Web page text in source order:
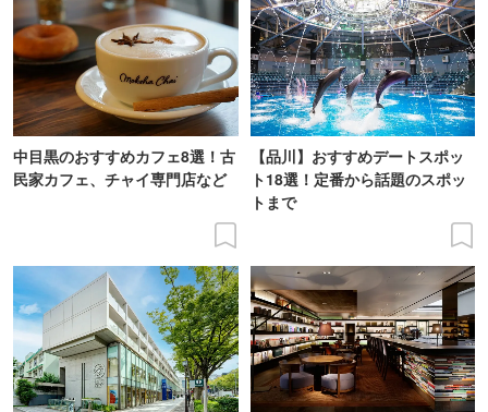
中目黒のおすすめカフェ8選！古
民家カフェ、チャイ専門店など
【品川】おすすめデートスポッ
ト18選！定番から話題のスポッ
トまで